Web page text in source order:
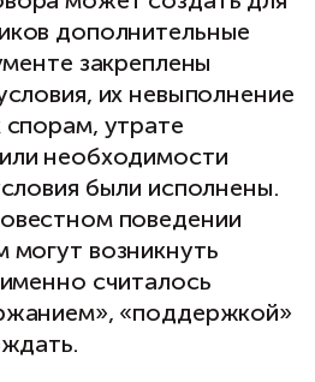
дополнительные
закреплены
их невыполнение
утрате
необходимости
были исполнены.
поведении
возникнуть
считалось
«поддержкой»